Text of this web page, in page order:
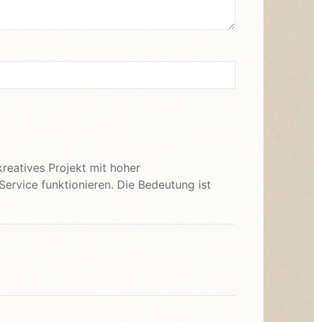
Projekt mit hoher
funktionieren. Die Bedeutung ist